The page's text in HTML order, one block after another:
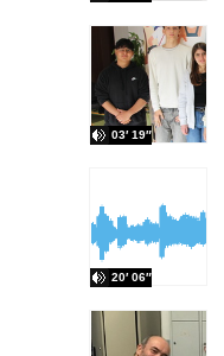
03′ 19″
20′ 06″